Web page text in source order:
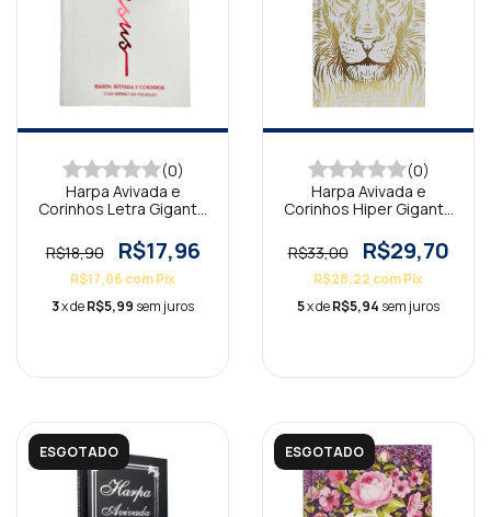
(0)
Harpa Avivada e
Corinhos Letra Gigante
R$18,90
R$17,96
R$17,06 comPix
3x deR$5,99 sem juros
(0)
Harpa Avivada e
Corinhos Hiper Gigante
Dourada
R$33,00 R$29,70
R$28,22 comPix
5x deR$5,94 sem juros
ESGOTADO ESGOTADO